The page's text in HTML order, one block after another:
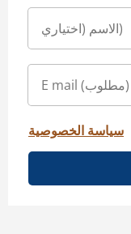
سياسة الخصوصية